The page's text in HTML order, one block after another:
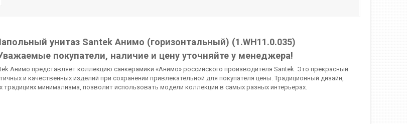
унитаз Santek Анимо (горизонтальный) (1.WH11.0.035)
покупатели, наличие и цену уточняйте у менеджера!
Анимо представляет коллекцию санкерамики «Анимо» российского производителя Santek. Это прекрасный
и качественных изделий при сохранении привлекательной для покупателя цены. Традиционный дизайн,
минимализма, позволит использовать модели коллекции в самых разных интерьерах.